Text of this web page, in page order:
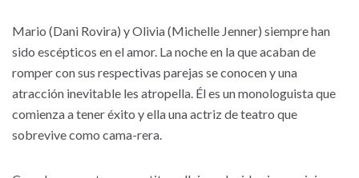
Mario (Dani Rovira) y Olivia (Michelle Jenner) siempre han
sido escépticos en el amor. La noche en la que acaban de
romper con sus respectivas parejas se conocen y una
atracción inevitable les atropella. Él es un monologuista que
comienza a tener éxito y ella una actriz de teatro que
sobrevive como cama-rera.